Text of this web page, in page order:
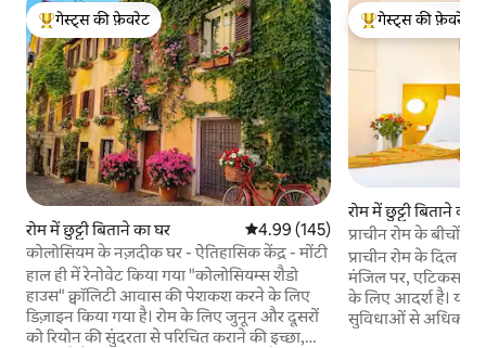
गेस्ट्स का टॉप फ़ेवरेट
गेस्ट्स की फ़ेवरेट
रोम में छुट्टी बिताने का घर औसत रेटिंग 5 में से 4.99, 145 समीक्षाएँ
4.99 (145)
कोलोसियम के नज़दीक घर - ऐतिहासिक केंद्र - मोंटी
हाल ही में रेनोवेट किया गया "कोलोसियम्स शैडो
हाउस" क्वॉलिटी आवास की पेशकश करने के लिए
डिज़ाइन किया गया है। रोम के लिए जुनून और दूसरों
को रियोन की सुंदरता से परिचित कराने की इच्छा,
गेस्ट्स का टॉप फ़ेवरेट
गेस्ट्स की फ़ेवरेट
रोम में छुट्टी बिताने का
प्राचीन रोम के
प्राचीन रोम के दिल में
मंजिल पर, एटिकस
के लिए आदर्श है। यह
सुविधाओं से अधिक है